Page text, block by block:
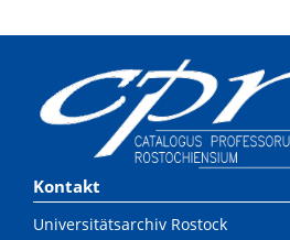
Kontakt
Universitätsarchiv Rostock